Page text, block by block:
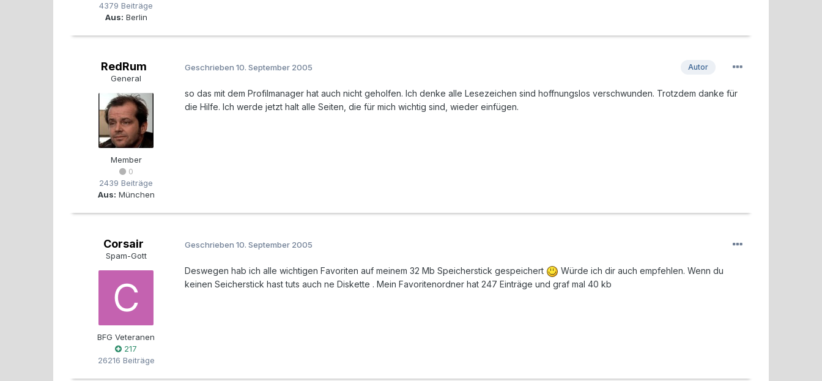
4379 Beiträge
Aus: Berlin
RedRum
General
Member
0
2439 Beiträge
Aus: München
Autor
Geschrieben 10. September 2005
so das mit dem Profilmanager hat auch nicht geholfen. Ich denke alle Lesezeichen sind hoffnungslos verschwunden. Trotzdem danke für
die Hilfe. Ich werde jetzt halt alle Seiten, die für mich wichtig sind, wieder einfügen.
Corsair
Spam-Gott
BFG Veteranen
217
26216 Beiträge
Geschrieben 10. September 2005
Deswegen hab ich alle wichtigen Favoriten auf meinem 32 Mb Speicherstick gespeichert
Würde ich dir auch empfehlen. Wenn du
keinen Seicherstick hast tuts auch ne Diskette . Mein Favoritenordner hat 247 Einträge und graf mal 40 kb